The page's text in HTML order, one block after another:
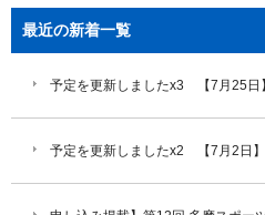
最近の新着一覧
予定を更新しましたx3 【7月25日】
予定を更新しましたx2 【7月2日】